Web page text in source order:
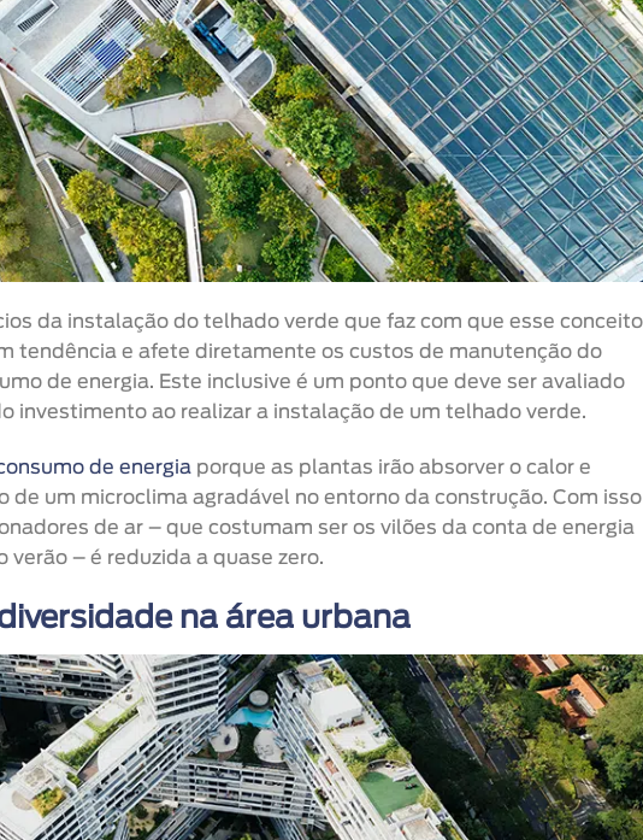
da instalação do telhado verde que faz com que esse conceito
tendência e afete diretamente os custos de manutenção do
de energia. Este inclusive é um ponto que deve ser avaliado
investimento ao realizar a instalação de um telhado verde.
de energia porque as plantas irão absorver o calor e
de um microclima agradável no entorno da construção. Com
de ar – que costumam ser os vilões da conta de energia
– é reduzida a quase zero.
na área urbana